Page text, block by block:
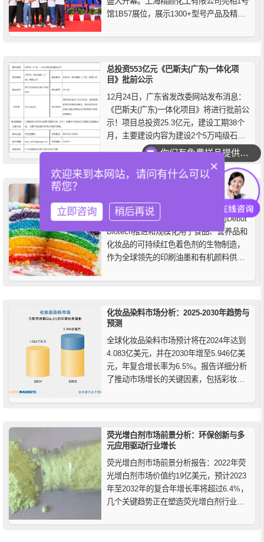
馆1B57展位，展示1300+型号产品及精颜
力。
总投资553亿元《巴斯夫(广东)一体化项
目》批前公示
12月24日，广东省发改委网站发布消息：
《巴斯夫(广东)一体化项目》将进行批前公
示！项目总投资25.3亿元，建设工期38个
月，主要建设内容为建设2个5万吨级石油
化工泊位（分别依托2艘1万吨级油轮）和2
个5万GT液化烃泊位（分别依托2艘1万GT
液化烃油轮），设计通过能力894.7万吨/
DIC首次亮相生物技术进步和规模化可持续
红色着色剂的生物制造
日本迪爱生DIC和美国生物技术公司Debut
Biotech推进和规模化用于食品、营养品和
化妆品的可持续红色着色剂的生物制造，
作为全球领先的印刷油墨和有机颜料供应
产品。DIC希望通过安全地提供色彩和舒适
供更安全、更可持续的产品。
化妆品染料市场分析：2025-2030年趋势与
预测
全球化妆品染料市场预计将在2024年达到
4.083亿美元，并在2030年增至5.946亿美
元，年复合增长率为6.5%。报告详细分析
了推动市场增长的关键因素，包括彩妆需
和监管压力。此外，合成染料和天然染料
中国等主要市场。随着消费者对个性化和
安全产品的...
荧光增白剂市场前景分析：环保创新与多
元应用驱动行业增长
荧光增白剂市场前景分析报告：2022年荧
光增白剂市场价值约19亿美元，预计2023
年至2032年的复合年增长率将超过6.4%，
几个关键趋势正在塑造荧光增白剂行业。
品，从而开发了符合环保标准的绿色荧光
你们有免费样品提供吗？
×
欢迎来到本网站，请问有什么可以
帮您？
立即咨询 稍后再说